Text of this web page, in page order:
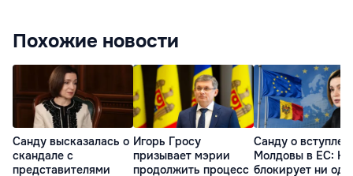
Похожие новости
Санду высказалась о
скандале с
представителями
Игорь Гросу
призывает мэрии
продолжить процесс
Санду о
Молдовы в ЕС:
блокирует ни